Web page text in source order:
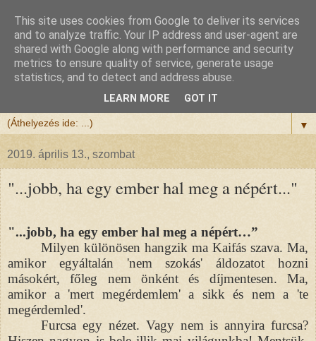
Félix atya
Szeretettel köszöntöm a honlapomra ellátogatót.
▼
2019. április 13., szombat
"...jobb, ha egy ember hal meg a népért..."
"...jobb, ha egy ember hal meg a népért…”
Milyen különösen hangzik ma Kaifás szava. Ma,
amikor egyáltalán 'nem szokás' áldozatot hozni
másokért, főleg nem önként és díjmentesen. Ma,
amikor a 'mert megérdemlem' a sikk és nem a 'te
megérdemled'.
Furcsa egy nézet. Vagy nem is annyira furcsa?
This site uses cookies from Google to deliver its services
and to analyze traffic. Your IP address and user-agent are
shared with Google along with performance and security
metrics to ensure quality of service, generate usage
statistics, and to detect and address abuse.
LEARN MORE GOT IT